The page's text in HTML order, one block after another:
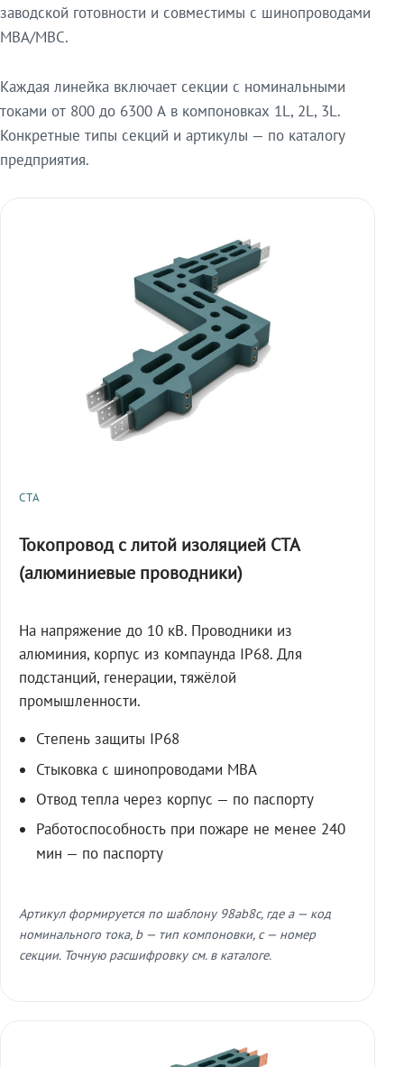
заводской готовности и совместимы с шинопроводами
МВА/МВС.
Каждая линейка включает секции с номинальными
токами от 800 до 6300 А в компоновках 1L, 2L, 3L.
Конкретные типы секций и артикулы — по каталогу
предприятия.
СТА
Токопровод с литой изоляцией СТА
(алюминиевые проводники)
На напряжение до 10 кВ. Проводники из
алюминия, корпус из компаунда IP68. Для
подстанций, генерации, тяжёлой
промышленности.
Степень защиты IP68
Стыковка с шинопроводами МВА
Отвод тепла через корпус — по паспорту
Работоспособность при пожаре не менее 240
мин — по паспорту
Артикул формируется по шаблону 98ab8c, где a — код
номинального тока, b — тип компоновки, c — номер
секции. Точную расшифровку см. в каталоге.